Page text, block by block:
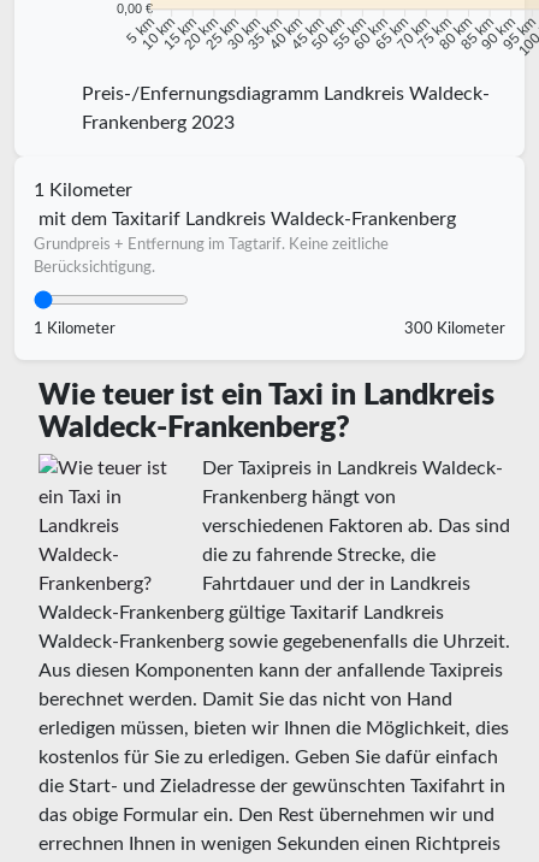
0,00 €
5 km
10 km15 km20 km25 km30 km35 km40 km45 km50 km55 km60 km65 km70 km75 km80 km85 km90 km95 km
Preis-/Enfernungsdiagramm Landkreis Waldeck-
Frankenberg 2023
1 Kilometer
mit dem Taxitarif Landkreis Waldeck-Frankenberg
Grundpreis + Entfernung im Tagtarif. Keine zeitliche
Berücksichtigung.
1 Kilometer 300 Kilometer
Wie teuer ist ein Taxi in Landkreis
Waldeck-Frankenberg?
Der Taxipreis in Landkreis Waldeck-
Frankenberg hängt von
verschiedenen Faktoren ab. Das sind
die zu fahrende Strecke, die
Fahrtdauer und der in Landkreis
Waldeck-Frankenberg gültige Taxitarif Landkreis
Waldeck-Frankenberg sowie gegebenenfalls die Uhrzeit.
Aus diesen Komponenten kann der anfallende Taxipreis
berechnet werden. Damit Sie das nicht von Hand
erledigen müssen, bieten wir Ihnen die Möglichkeit, dies
kostenlos für Sie zu erledigen. Geben Sie dafür einfach
die Start- und Zieladresse der gewünschten Taxifahrt in
das obige Formular ein. Den Rest übernehmen wir und
errechnen Ihnen in wenigen Sekunden einen Richtpreis